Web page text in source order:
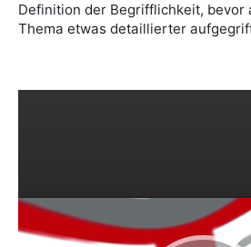
Definition der Begrifflichkeit, bevor
Thema etwas detaillierter